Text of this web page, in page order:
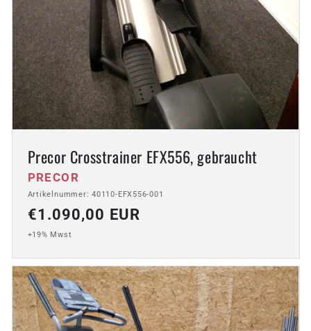
Precor Crosstrainer EFX556, gebraucht
Anbieter:
PRECOR
Artikelnummer: 40110-EFX556-001
Normaler
Preis
€1.090,00 EUR
+19% Mwst